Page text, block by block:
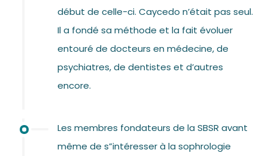
début de celle-ci. Caycedo n’était pas seul.
Il a fondé sa méthode et la fait évoluer
entouré de docteurs en médecine, de
psychiatres, de dentistes et d’autres
encore.
Les membres fondateurs de la SBSR avant
même de s”intéresser à la sophrologie